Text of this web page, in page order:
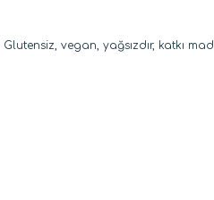
vegan, yağsızdır, katkı